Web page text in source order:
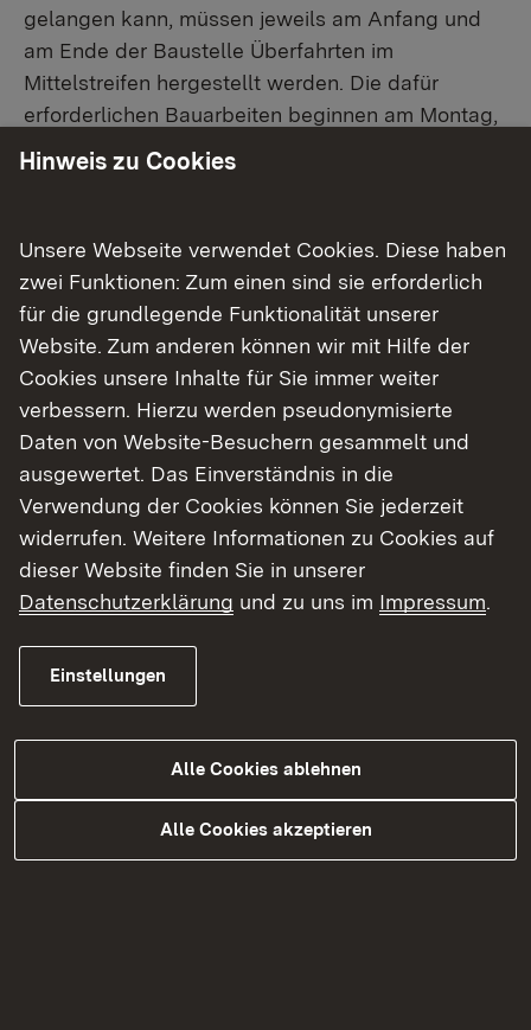
gelangen kann, müssen jeweils am Anfang und
am Ende der Baustelle Überfahrten im
Mittelstreifen hergestellt werden. Die dafür
erforderlichen Bauarbeiten beginnen am Montag,
18. November 2024, im Anschluss an die
abgeschlossen werden. Während dieser Zeit wird
auf der B 10 in beiden Fahrtrichtungen der jeweils
linke Fahrstreifen gesperrt, sodass pro
Fahrtrichtung noch zwei Fahrstreifen zur
Verfügung stehen.
Bereits vor dem Beginn der eigentlichen
Bauarbeiten im Mittelstreifen wird von Montag, 11.
November, bis voraussichtlich Donnerstag, 14.
November, zunächst die
Baustellenverkehrsführung mit Sperrung des
linken Fahrstreifens in Fahrtrichtung Wörth
aufgebaut. An diesen Tagen müssen die beiden
inneren Fahrstreifen in Fahrtrichtung Wörth
zwischen 9 Uhr und 15 Uhr gesperrt werden,
voraussichtlich ab Freitag, 15. November, bis
Sperrung des linken Fahrstreifens in Fahrtrichtung
Hinweis zu Cookies
Unsere Webseite verwendet Cookies. Diese haben
zwei Funktionen: Zum einen sind sie erforderlich
für die grundlegende Funktionalität unserer
Website. Zum anderen können wir mit Hilfe der
Cookies unsere Inhalte für Sie immer weiter
verbessern. Hierzu werden pseudonymisierte
Daten von Website-Besuchern gesammelt und
ausgewertet. Das Einverständnis in die
Verwendung der Cookies können Sie jederzeit
widerrufen. Weitere Informationen zu Cookies auf
dieser Website finden Sie in unserer
Datenschutzerklärung und zu uns im Impressum.
Einstellungen
Alle Cookies ablehnen
Alle Cookies akzeptieren